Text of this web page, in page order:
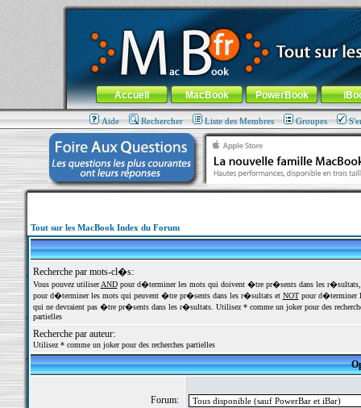
MacBook-fr.com : 100% Apple... 100% nomade !
Aller au contenu-Aller au menu général-Aller au menu de
Menu général
Accueil MacBook PowerBook
Aide Rechercher Liste des Membres Groupes
Tout sur les MacBook Index du Forum
Recherche par mots-cl�s:
Vous pouvez utiliserANDpour d�terminer les mots qui doivent �tre pr�sents dans les
pour d�terminer les mots qui peuvent �tre pr�sents dans les r�sultats et NOTpour d�terminer
qui ne devraient pas �tre pr�sents dans les r�sultats. Utilisez * comme un joker pour des
partielles
Recherche par auteur:
Utilisez * comme un joker pour des recherches partielles
Forum: